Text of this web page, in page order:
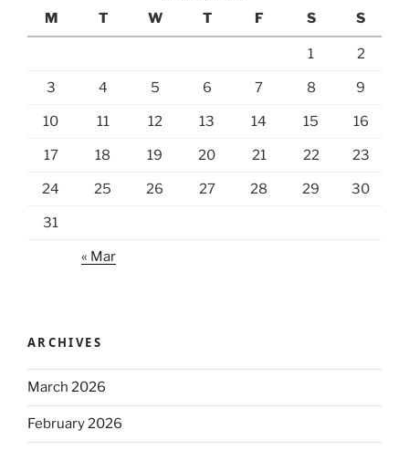
M
T W T F S S
1 2
3 4 5 6 7 8 9
10 11 12 13 14 15 16
17 18 19 20 21 22 23
24 25 26 27 28 29 30
31
« Mar
ARCHIVES
March 2026
February 2026